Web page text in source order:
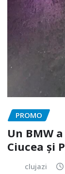
PROMO
Un BMW
Ciucea și
clujazi